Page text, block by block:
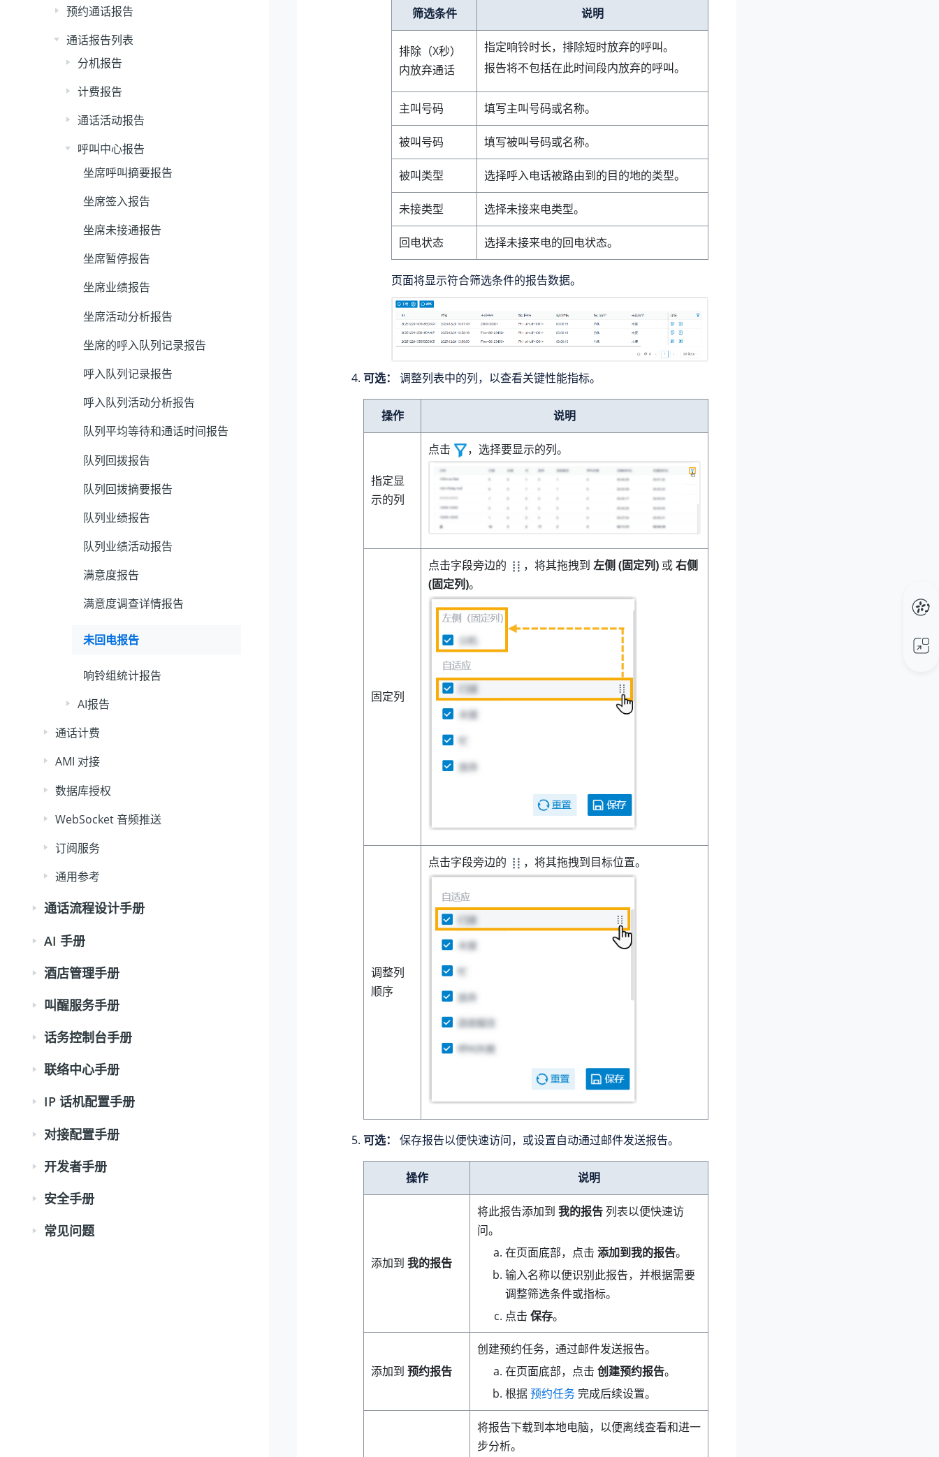
预约通话报告
通话报告列表
分机报告
计费报告
通话活动报告
呼叫中心报告
坐席呼叫摘要报告
坐席签入报告
坐席未接通报告
坐席暂停报告
坐席业绩报告
坐席活动分析报告
坐席的呼入队列记录报告
呼入队列记录报告
呼入队列活动分析报告
队列平均等待和通话时间报告
队列回拨报告
队列回拨摘要报告
队列业绩报告
队列业绩活动报告
满意度报告
满意度调查详情报告
未回电报告
响铃组统计报告
AI报告
通话计费
AMI 对接
数据库授权
WebSocket 音频推送
订阅服务
通用参考
通话流程设计手册
AI 手册
酒店管理手册
叫醒服务手册
话务控制台手册
联络中心手册
IP 话机配置手册
对接配置手册
开发者手册
安全手册
常见问题
筛选条件 说明
排除（X秒）
内放弃通话
指定响铃时长，排除短时放弃的呼叫。
报告将不包括在此时间段内放弃的呼叫。
主叫号码 填写主叫号码或名称。
被叫号码 填写被叫号码或名称。
被叫类型 选择呼入电话被路由到的目的地的类型。
未接类型 选择未接来电类型。
回电状态 选择未接来电的回电状态。
页面将显示符合筛选条件的报告数据。
可选： 调整列表中的列，以查看关键性能指标。
操作 说明
指定显
示的列
点击 ，选择要显示的列。
固定列
点击字段旁边的 ，将其拖拽到 左侧 (固定列) 或右侧
(固定列)。
调整列
顺序
点击字段旁边的 ，将其拖拽到目标位置。
可选： 保存报告以便快速访问，或设置自动通过邮件发送报告。
操作 说明
添加到 我的报告
将此报告添加到 我的报告 列表以便快速访
问。
在页面底部，点击 添加到我的报告。
输入名称以便识别此报告，并根据需要
调整筛选条件或指标。
点击 保存。
添加到 预约报告
创建预约任务，通过邮件发送报告。
在页面底部，点击 创建预约报告。
根据预约任务完成后续设置。
将报告下载到本地电脑，以便离线查看和进一
步分析。